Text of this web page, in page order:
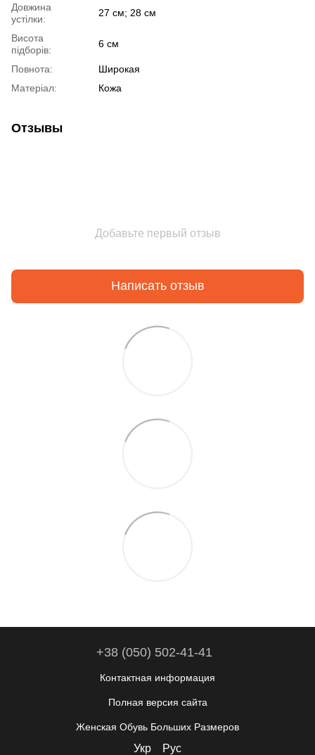
Довжина
устілки:
27 см; 28 см
Висота
підборів:
6 см
Повнота:
Широкая
Матеріал:
Кожа
Отзывы
Добавьте первый отзыв
Написать отзыв
+38 (050) 502-41-41
Контактная информация
Полная версия сайта
Женская Обувь Больших Размеров
Укр Рус